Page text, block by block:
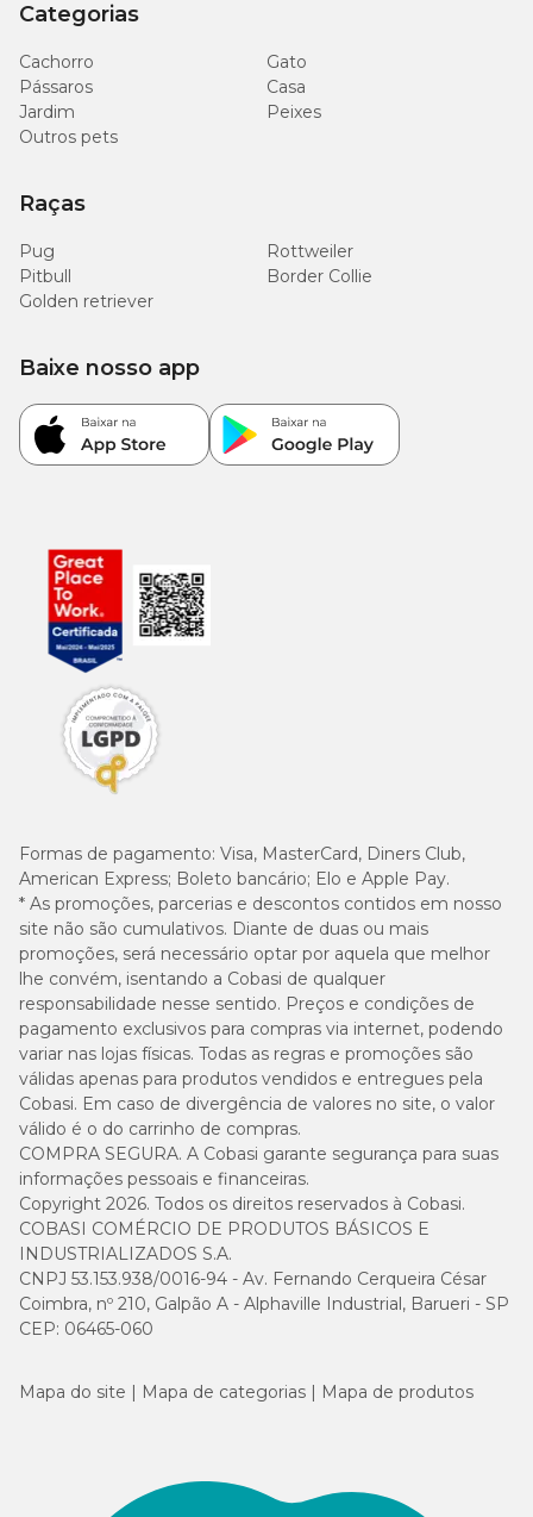
Categorias
Cachorro
Gato
Pássaros
Casa
Jardim
Peixes
Outros pets
Raças
Pug
Rottweiler
Pitbull
Border Collie
Golden retriever
Formas de pagamento: Visa, MasterCard, Diners Club,
American Express; Boleto bancário; Elo e Apple Pay.
* As promoções, parcerias e descontos contidos em nosso
site não são cumulativos. Diante de duas ou mais
promoções, será necessário optar por aquela que melhor
lhe convém, isentando a Cobasi de qualquer
responsabilidade nesse sentido. Preços e condições de
pagamento exclusivos para compras via internet, podendo
variar nas lojas físicas. Todas as regras e promoções são
válidas apenas para produtos vendidos e entregues pela
Cobasi. Em caso de divergência de valores no site, o valor
válido é o do carrinho de compras.
COMPRA SEGURA. A Cobasi garante segurança para suas
informações pessoais e financeiras.
Copyright 2026. Todos os direitos reservados à Cobasi.
COBASI COMÉRCIO DE PRODUTOS BÁSICOS E
INDUSTRIALIZADOS S.A.
CNPJ 53.153.938/0016-94 - Av. Fernando Cerqueira César
Coimbra, nº 210, Galpão A - Alphaville Industrial, Barueri - SP
CEP: 06465-060
Baixe nosso app
Mapa do site Mapa de categorias Mapa de produtos